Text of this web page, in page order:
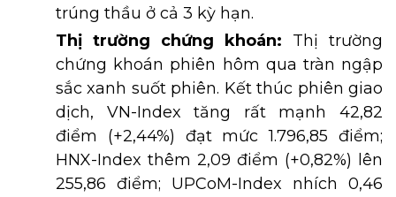
trúng thầu ở cả 3 kỳ hạn.
Thị trường chứng khoán: Thị trường
chứng khoán phiên hôm qua tràn ngập
sắc xanh suốt phiên. Kết thúc phiên giao
dịch, VN-Index tăng rất mạnh 42,82
điểm (+2,44%) đạt mức 1.796,85 điểm;
HNX-Index thêm 2,09 điểm (+0,82%) lên
255,86 điểm; UPCoM-Index nhích 0,46